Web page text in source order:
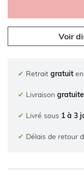
Voir
✔ Retrait gratuit
✔ Livraison gratuite
✔ Livré sous 1 à 3
✔ Délais de retour